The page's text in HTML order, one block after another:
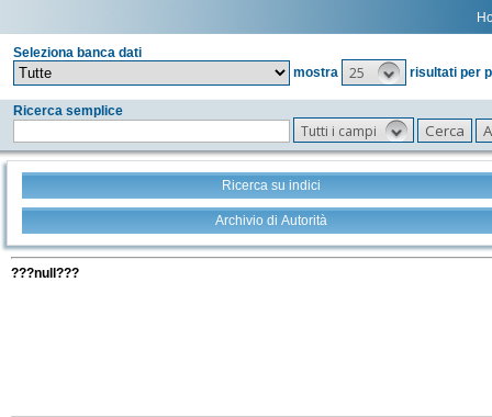
Seleziona banca dati
mostra
25 risultati per
Ricerca semplice
Tutti i campi
Ricerca su indici
Archivio di Autorità
???null???